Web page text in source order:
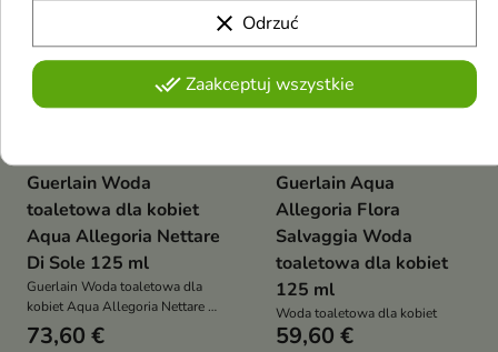
Guerlain Woda
toaletowa dla kobiet
Aqua Allegoria Nettare
Di Sole 125 ml
Guerlain Woda toaletowa dla
kobiet Aqua Allegoria Nettare Di
Sole 125 ml
73,60 €
Guerlain Aqua
Allegoria Flora
Salvaggia Woda
toaletowa dla kobiet
125 ml
Woda toaletowa dla kobiet
59,60 €
clear Odrzuć
done_allZaakceptuj wszystkie